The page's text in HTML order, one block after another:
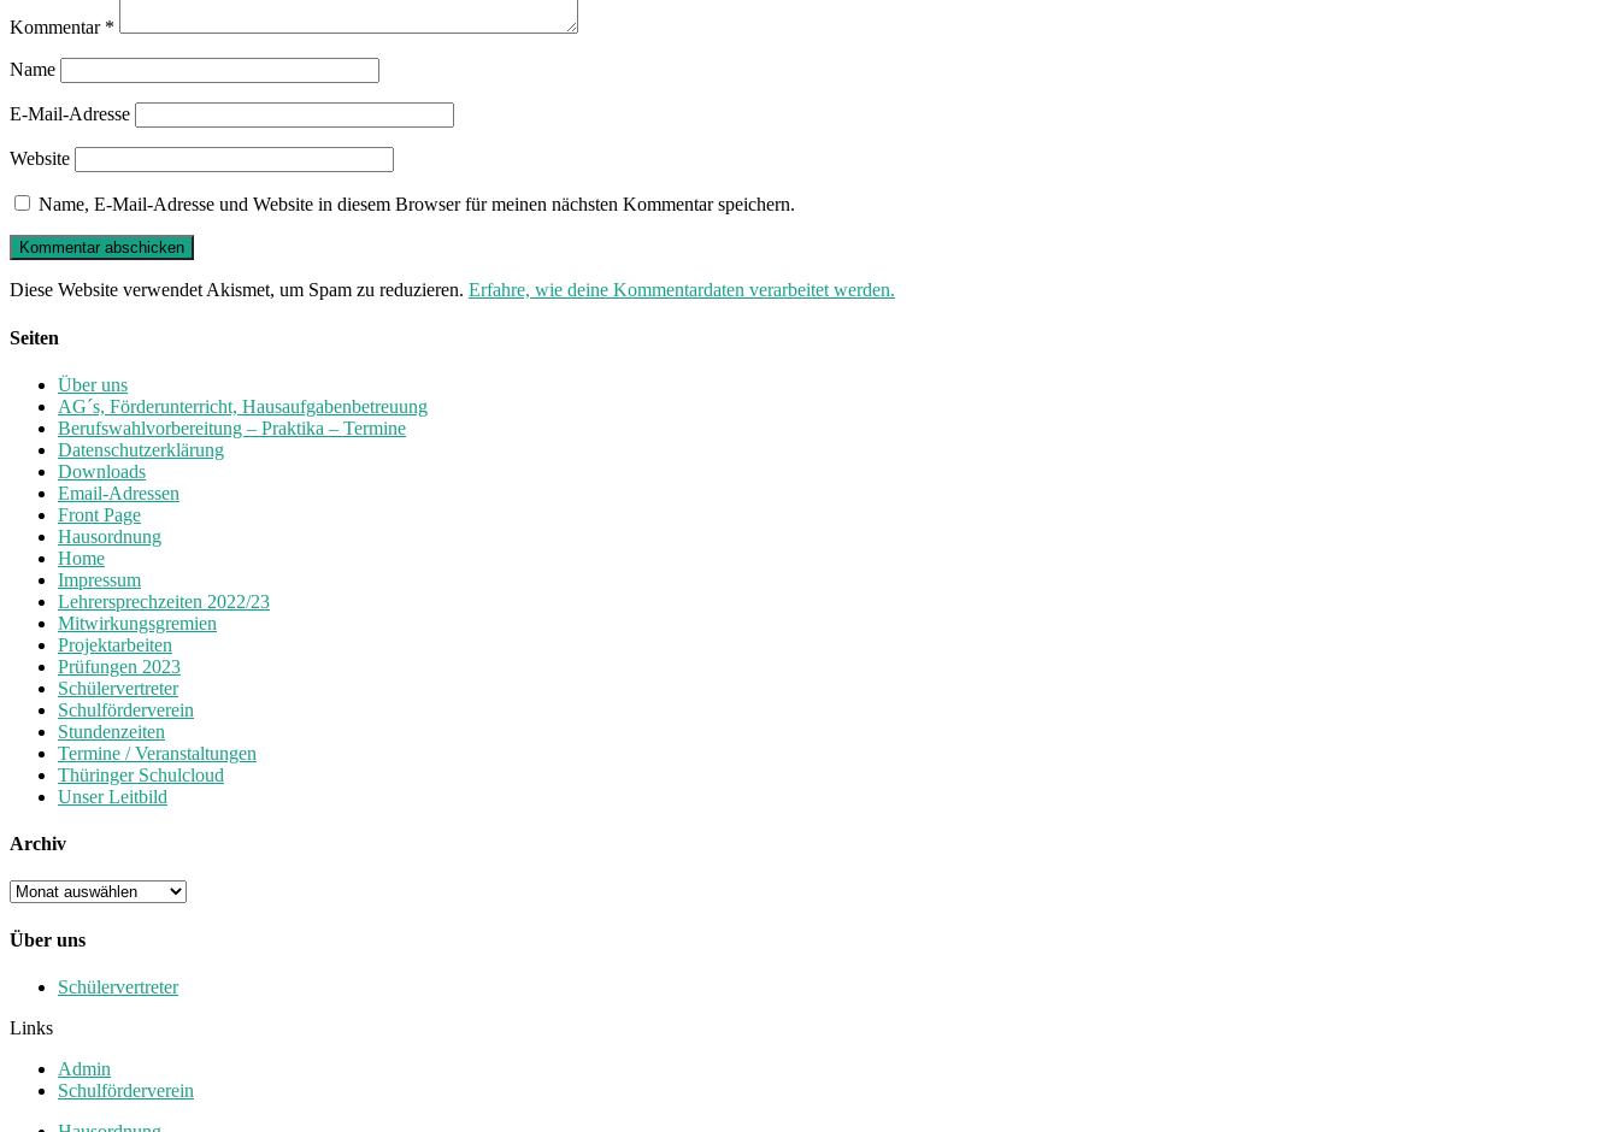
Kommentar *
Name
E-Mail-Adresse
Website
Name, E-Mail-Adresse und Website in diesem Browser für meinen nächsten Kommentar speichern.
Diese Website verwendet Akismet, um Spam zu reduzieren. Erfahre, wie deine Kommentardaten verarbeitet werden.
Seiten
Über uns
AG´s, Förderunterricht, Hausaufgabenbetreuung
Berufswahlvorbereitung – Praktika – Termine
Datenschutzerklärung
Downloads
Email-Adressen
Front Page
Hausordnung
Home
Impressum
Lehrersprechzeiten 2022/23
Mitwirkungsgremien
Projektarbeiten
Prüfungen 2023
Schülervertreter
Schulförderverein
Stundenzeiten
Termine / Veranstaltungen
Thüringer Schulcloud
Unser Leitbild
Archiv
Archiv
Über uns
Schülervertreter
Links
Admin
Schulförderverein